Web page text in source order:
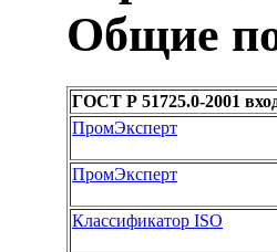
Общие
ГОСТ Р 51725.0-2001
ПромЭксперт
ПромЭксперт
Классификатор ISO